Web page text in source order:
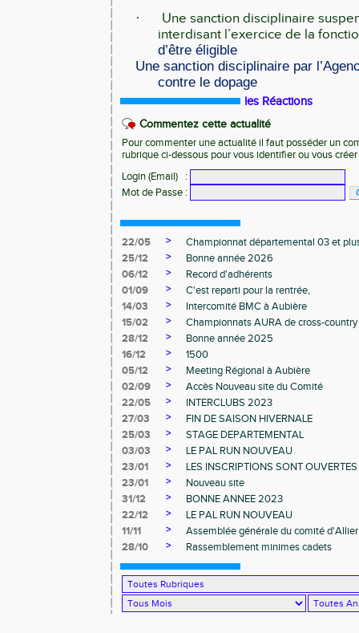
·
Une sanction disciplinaire
interdisant l’exercice de la
d’être éligible
Une sanction disciplinaire par
contre le dopage
les Réactions
Commentez cette actualité
Pour commenter une actualité il faut posséder un
rubrique ci-dessous pour vous identifier ou vous
Login (Email)
:
Mot de Passe :
22/05 >
Championnat départemental 03 et
25/12
>
Bonne année 2026
06/12
>
Record d'adhérents
01/09
>
C'est reparti pour la rentrée,
14/03
>
Intercomité BMC à Aubière
15/02
>
Championnats AURA de cross-country
28/12
>
Bonne année 2025
16/12
>
1500
05/12
>
Meeting Régional à Aubière
02/09
>
Accès Nouveau site du Comité
22/05
>
INTERCLUBS 2023
27/03
>
FIN DE SAISON HIVERNALE
25/03
>
STAGE DEPARTEMENTAL
03/03
>
LE PAL RUN NOUVEAU
23/01
>
LES INSCRIPTIONS SONT OUVERTES
23/01
>
Nouveau site
31/12
>
BONNE ANNEE 2023
22/12
>
LE PAL RUN NOUVEAU
11/11
>
Assemblée générale du comité
28/10
> Rassemblement minimes cadets